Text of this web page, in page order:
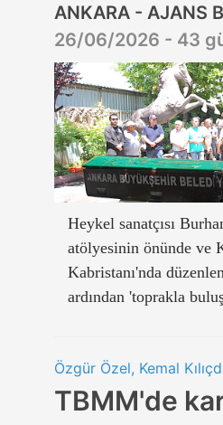
ANKARA - AJANS
26/06/2026 - 43
Heykel sanatçısı
atölyesinin önünde ve
Kabristanı'nda
ardından 'toprakla
Özgür Özel, Kemal
TBMM'de